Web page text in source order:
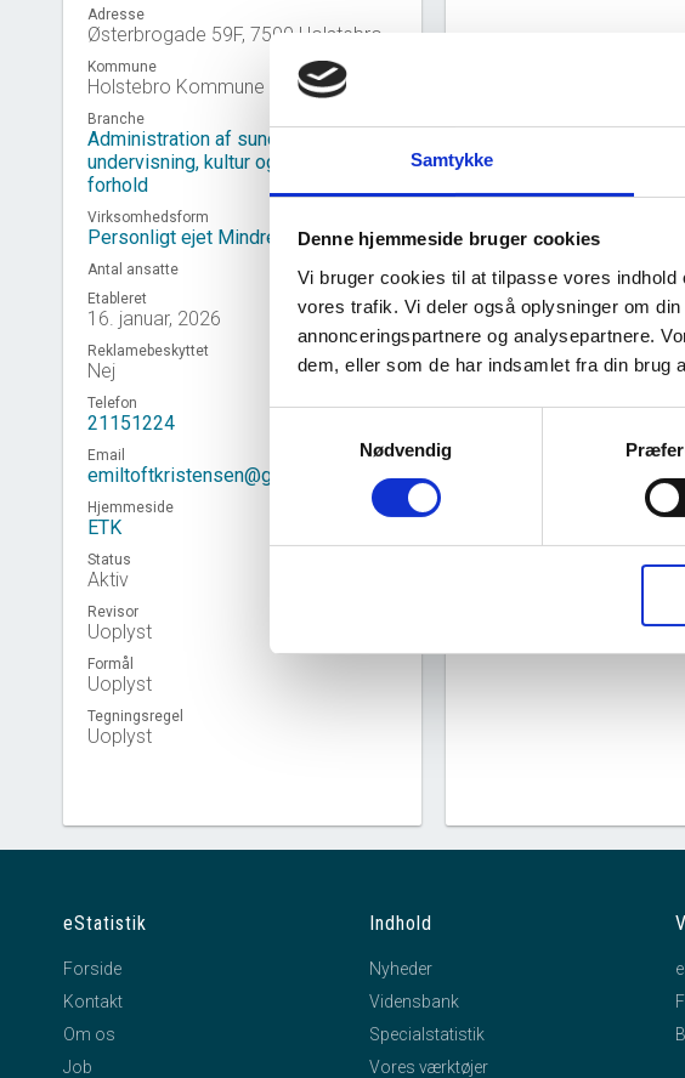
Samtykke
Denne hjemmeside bruger cookies
Vi bruger cookies til at tilpasse vores
vores trafik. Vi deler også oplysninger om
annonceringspartnere og analysepartnere.
dem, eller som de har indsamlet fra din brug
Nødvendig
Adresse
Østerbrogade 59F, 7500 Holstebro
Kommune
Holstebro Kommune
Branche
Administration af sundhedsvæsen,
undervisning, kultur og sociale
forhold
Virksomhedsform
Personligt ejet Mindre Virksomhed
Antal ansatte
Etableret
16. januar, 2026
Reklamebeskyttet
Nej
Telefon
21151224
Email
emiltoftkristensen@gmail.com
Hjemmeside
ETK
Status
Aktiv
Revisor
Uoplyst
Formål
Uoplyst
Tegningsregel
Uoplyst
event_note
eStatistik
Forside
Kontakt
Om os
Job
Indhold
Nyheder
Vidensbank
Specialstatistik
Vores værktøjer